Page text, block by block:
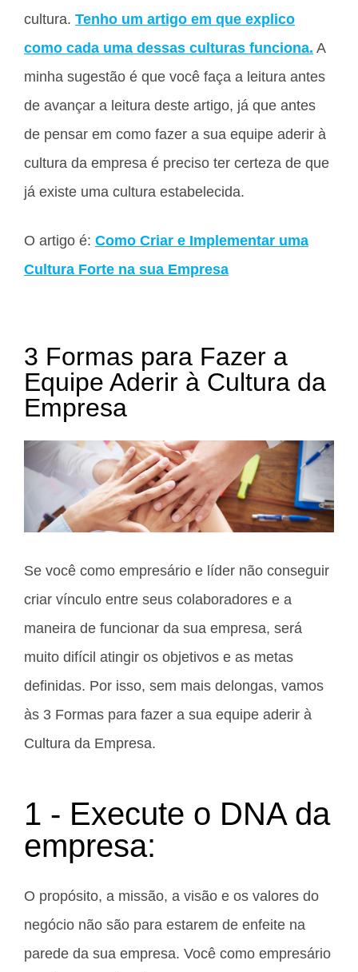
cultura. Tenho um artigo em que explico
como cada uma dessas culturas funciona. A
minha sugestão é que você faça a leitura antes
de avançar a leitura deste artigo, já que antes
de pensar em como fazer a sua equipe aderir à
cultura da empresa é preciso ter certeza de que
já existe uma cultura estabelecida.
O artigo é: Como Criar e Implementar uma
Cultura Forte na sua Empresa
3 Formas para Fazer a
Equipe Aderir à Cultura da
Empresa
Se você como empresário e líder não conseguir
criar vínculo entre seus colaboradores e a
maneira de funcionar da sua empresa, será
muito difícil atingir os objetivos e as metas
definidas. Por isso, sem mais delongas, vamos
às 3 Formas para fazer a sua equipe aderir à
Cultura da Empresa.
1 - Execute o DNA da
empresa:
O propósito, a missão, a visão e os valores do
negócio não são para estarem de enfeite na
parede da sua empresa. Você como empresário